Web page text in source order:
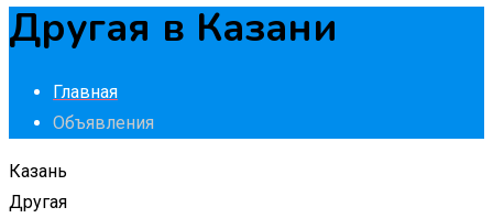
Другая в Казани
Главная
Объявления
Казань
Другая